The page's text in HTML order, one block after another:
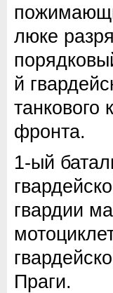
люке
й
танкового
фронта.
1-ый
гвардии
Праги.